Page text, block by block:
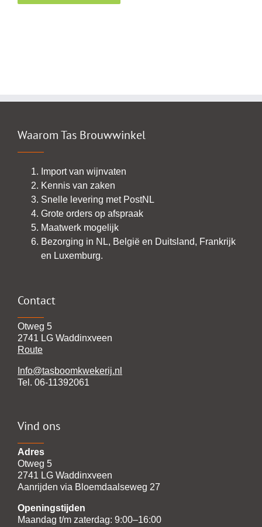
Waarom Tas Brouwwinkel
Import van wijnvaten
Kennis van zaken
Snelle levering met PostNL
Grote orders op afspraak
Maatwerk mogelijk
Bezorging in NL, België en Duitsland, Frankrijk
en Luxemburg.
Contact
Otweg 5
2741 LG Waddinxveen
Route
Info@tasboomkwekerij.nl
Tel. 06-11392061
Vind ons
Adres
Otweg 5
2741 LG Waddinxveen
Aanrijden via Bloemdaalseweg 27
Openingstijden
Maandag t/m zaterdag: 9:00–16:00